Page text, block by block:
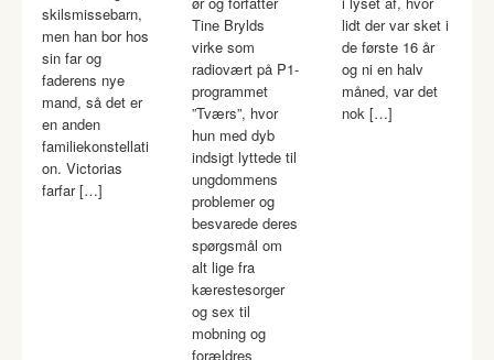
skilsmissebarn,
men han bor hos
sin far og
faderens nye
mand, så det er
en anden
familiekonstellati
on. Victorias
farfar […]
Tine Brylds
virke som
radiovært på P1-
programmet
”Tværs”, hvor
hun med dyb
indsigt lyttede til
ungdommens
problemer og
besvarede deres
spørgsmål om
alt lige fra
kærestesorger
og sex til
mobning og
forældres
lidt der var sket i
de første 16 år
og ni en halv
måned, var det
nok […]